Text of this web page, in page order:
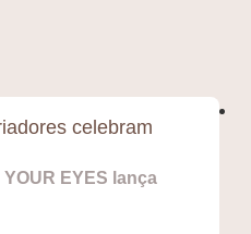
celebram
EYES lança